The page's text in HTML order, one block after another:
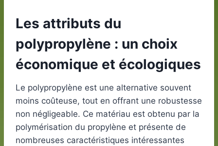
Les attributs du
polypropylène : un choix
économique et écologiques
Le polypropylène est une alternative souvent
moins coûteuse, tout en offrant une robustesse
non négligeable. Ce matériau est obtenu par la
polymérisation du propylène et présente de
nombreuses caractéristiques intéressantes